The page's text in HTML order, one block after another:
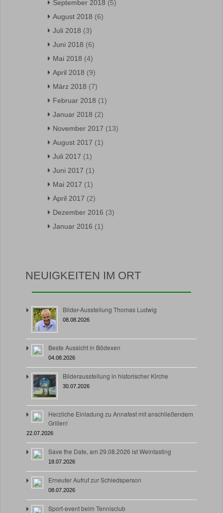
September 2018 (5)
August 2018 (6)
Juli 2018 (3)
Juni 2018 (6)
Mai 2018 (4)
April 2018 (9)
März 2018 (7)
Februar 2018 (1)
Januar 2018 (2)
November 2017 (13)
August 2017 (1)
Juli 2017 (1)
Juni 2017 (1)
Mai 2017 (1)
April 2017 (2)
Dezember 2016 (3)
Januar 2016 (1)
NEUIGKEITEN IM ORT
Bilder-Ausstellung Thomas Ludwig
08.08.2026
Beste Aussicht in Bödexen
04.08.2026
Bilderausstellung in historischer Kirche
30.07.2026
Herzliche Einladung zu Annafest mit anschließendem
Grillen!
22.07.2026
Save the Date, am 29.08.2026 ist Weintasting
18.07.2026
Erneuter Aufruf zur Schiedsperson
08.07.2026
Sport-event beim Tennisclub